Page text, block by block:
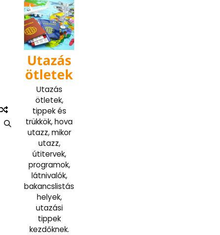
content
Utazás
ötletek
Utazás
ötletek,
tippek és
trükkök, hova
utazz, mikor
utazz,
útitervek,
programok,
látnivalók,
bakancslistás
helyek,
utazási
tippek
kezdőknek.